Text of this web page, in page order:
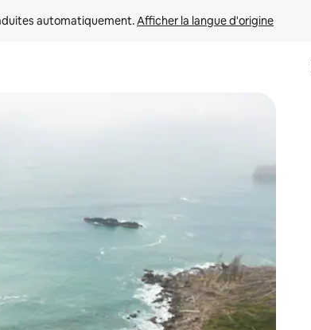
automatiquement. Afficher la langue d'origine